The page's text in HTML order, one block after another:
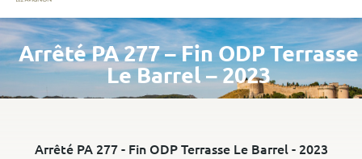
ri
n
ci
Arrêté PA 277 – Fin ODP Terrasse
Le Barrel – 2023
Arrêté PA 277 - Fin ODP Terrasse Le Barrel - 2023